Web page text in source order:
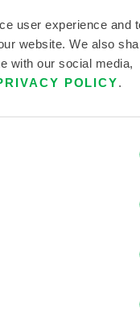
user experience and
website. We also
with our social media,
POLICY
ÉTATS-